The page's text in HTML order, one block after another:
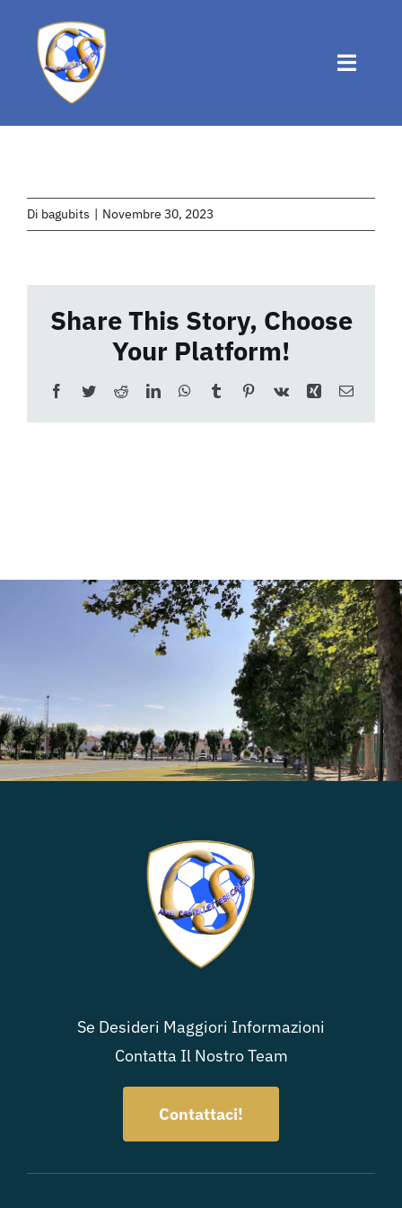
contenuto
Toggle
Chi siamo
News
Di bagubits | Novembre 30, 2023
Share This Story, Choose
Your Platform!
Facebook
TwitterRedditLinkedInWhatsApp
TumblrPinterest
Vk Xing Email
Se Desideri Maggiori Informazioni
Contatta Il Nostro Team
Contattaci!